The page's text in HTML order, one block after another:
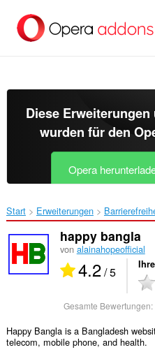
Hauptinhalt
springen
Diese
wurden für den
Opera
Start Erweiterungen
happy bangla
von alainahopeofficial
4.2/ 5
Gesamte Bewertungen:
Happy Bangla is a Bangladesh
telecom, mobile phone, and health.